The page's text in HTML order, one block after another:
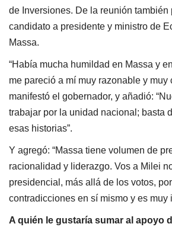
de Inversiones. De la reunión también
candidato a presidente y ministro de
Massa.
“Había mucha humildad en Massa y
me pareció a mí muy razonable y muy
manifestó el gobernador, y añadió:
trabajar por la unidad nacional; basta
esas historias”.
Y agregó: “Massa tiene volumen de
racionalidad y liderazgo. Vos a Milei
presidencial, más allá de los votos,
contradicciones en sí mismo y es muy
A quién le gustaría sumar al apoyo